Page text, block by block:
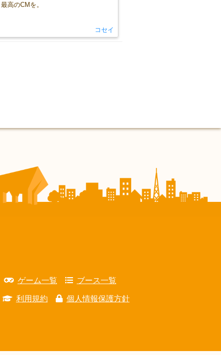
高のCMを。
コセイ
ゲーム一覧 ブース一覧
利用規約 個人情報保護方針